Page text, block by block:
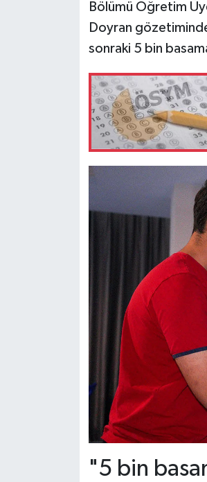
Bölümü Öğretim
Doyran
sonraki 5 bin
"5 bin